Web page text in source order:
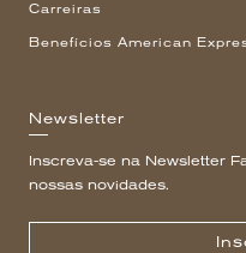
Carreiras
Benefícios American
Newsletter
Inscreva-se na Newsletter
nossas novidades.